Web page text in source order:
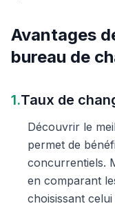
Avantages
bureau de
1.Taux de
Découvrir le
permet de
concurrentiels.
en comparant
choisissant